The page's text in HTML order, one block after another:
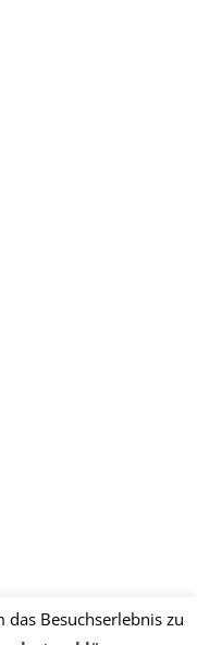
WordPress
das Besuchserlebnis zu